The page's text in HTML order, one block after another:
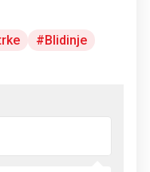
Blidinje